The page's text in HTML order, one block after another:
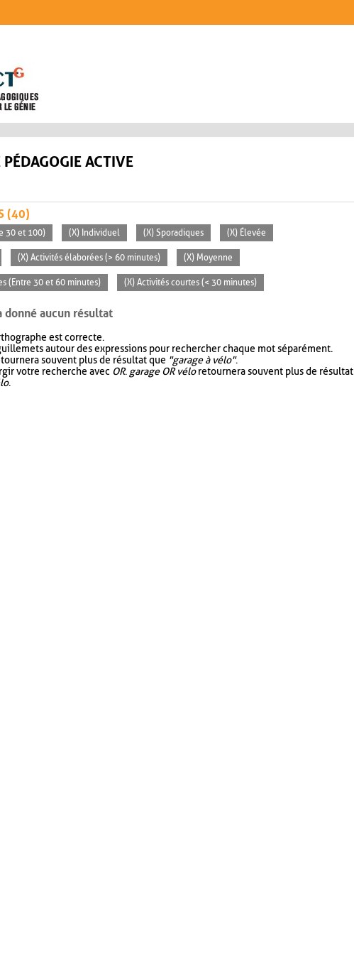
ACTIVE
(40)
30 et 100) (X) Individuel (X) Sporadiques (X) Élevée
(X) Activités élaborées (> 60 minutes) (X) Moyenne
(Entre 30 et 60 minutes) (X) Activités courtes (< 30 minutes)
donné aucun résultat
est correcte.
autour des expressions pour rechercher chaque mot séparément.
souvent plus de résultat que "garage à vélo".
votre recherche avec OR. garage OR véloretournera souvent plus de résultat
.